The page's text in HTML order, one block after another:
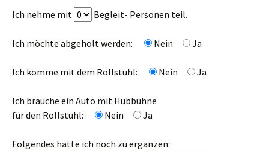
Ich nehme mit Begleit- Personen teil.
Ich möchte abgeholt werden: Nein Ja
Ich komme mit dem Rollstuhl: Nein Ja
Ich brauche ein Auto mit Hubbühne
für den Rollstuhl:
Nein Ja
Folgendes hätte ich noch zu ergänzen: